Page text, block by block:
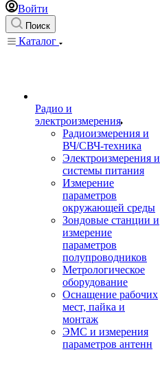
Войти
Поиск
Каталог
Радио и
электроизмерения
Радиоизмерения и
ВЧ/СВЧ-техника
Электроизмерения и
системы питания
Измерение
параметров
окружающей среды
Зондовые станции и
измерение
параметров
полупроводников
Метрологическое
оборудование
Оснащение рабочих
мест, пайка и
монтаж
ЭМС и измерения
параметров антенн